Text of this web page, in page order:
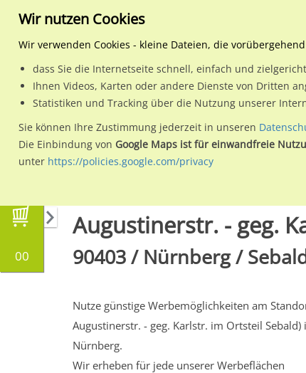
Wähle den Werbestandort:
00
Augustinerstr. - geg.
90403 / Nürnberg /
Nutze günstige Werbemöglichkeiten am
Augustinerstr. - geg. Karlstr. im Ortsteil Sebald)
Nürnberg.
Wir erheben für jede unserer Werbeflächen
Wir nutzen Cookies
Wir verwenden Cookies - kleine Dateien, die
dass Sie die Internetseite schnell, einfach und
Ihnen Videos, Karten oder andere Dienste von Dritten
Statistiken und Tracking über die Nutzung unserer
Sie können Ihre Zustimmung jederzeit in unseren
Die Einbindung von Google Maps ist für einwandfreie
unter https://policies.google.com/privacy